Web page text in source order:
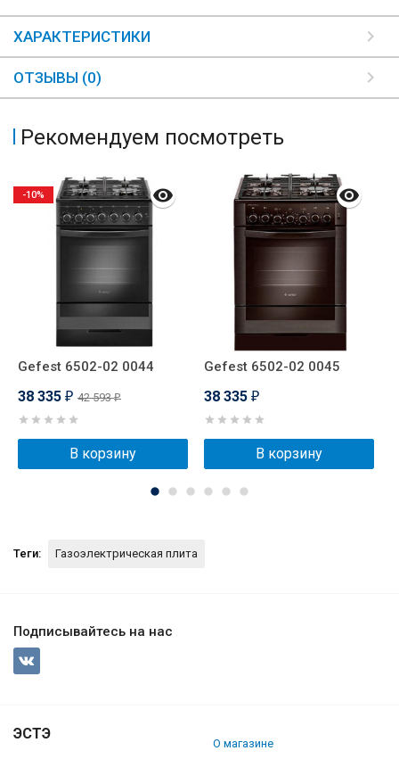
ХАРАКТЕРИСТИКИ
ОТЗЫВЫ (0)
Рекомендуем посмотреть
Gefest 6502-02 0044
38 335 ₽ 42 593₽
В корзину
-10%
Gefest 6502-02 0045
38 335 ₽
В корзину
Теги: Газоэлектрическая плита
Подписывайтесь на нас
ЭСТЭ
О магазине